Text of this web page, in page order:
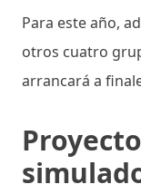
Para este año,
otros cuatro
arrancará a